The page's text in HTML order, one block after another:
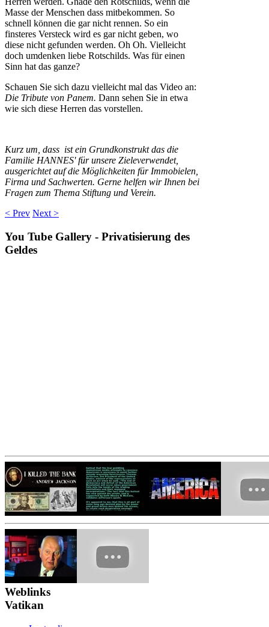
Masse der Menschen dass mitbekommen. So
schnell können die gar nicht rennen. So ein
finsteres Versteck wird es gar nicht geben, wo
diese nicht gefunden werden. Oh Oh. Vielleicht
doch umdenken liebe Rotschilds. Was für einen
Sinn hat das ganze?
Schauen Sie sich dazu vielleicht mal das Video an:
Die Tribute von Panem. Dann sehen Sie in etwa
wie sich diese Herren das vorstellen.
Kurz um, dass ist ein Grundkonstrukt das die
Familie HANNES' für unsere Zieleverwendet,
ausgerichtet auf die Möglichkeiten für Immobielen,
Firma und Sachwerten. Gerne helfen wir Ihnen bei
Fragen zum Thema Stiftung und Verein.
< Prev Next >
You Tube Gallery - Privatisierung des
Geldes
Weblinks
Vatikan